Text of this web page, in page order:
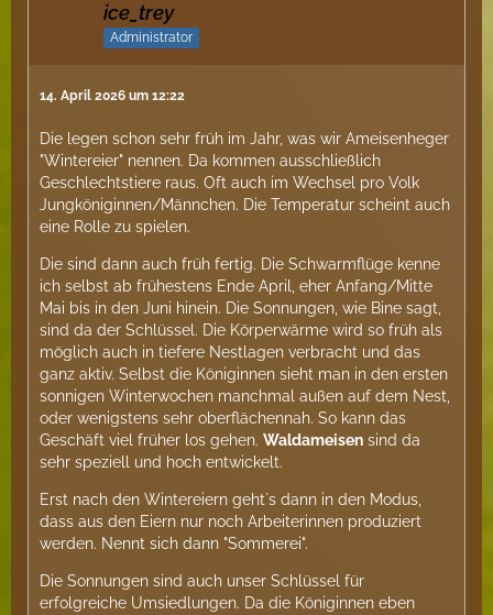
ice_trey
Administrator
14. April 2026 um 12:22
Die legen schon sehr früh im Jahr, was wir Ameisenheger
"Wintereier" nennen. Da kommen ausschließlich
Geschlechtstiere raus. Oft auch im Wechsel pro Volk
Jungköniginnen/Männchen. Die Temperatur scheint auch
eine Rolle zu spielen.
Die sind dann auch früh fertig. Die Schwarmflüge kenne
ich selbst ab frühestens Ende April, eher Anfang/Mitte
Mai bis in den Juni hinein. Die Sonnungen, wie Bine sagt,
sind da der Schlüssel. Die Körperwärme wird so früh als
möglich auch in tiefere Nestlagen verbracht und das
ganz aktiv. Selbst die Königinnen sieht man in den ersten
sonnigen Winterwochen manchmal außen auf dem Nest,
oder wenigstens sehr oberflächennah. So kann das
Geschäft viel früher los gehen. Waldameisen sind da
sehr speziell und hoch entwickelt.
Erst nach den Wintereiern geht´s dann in den Modus,
dass aus den Eiern nur noch Arbeiterinnen produziert
werden. Nennt sich dann "Sommerei".
Die Sonnungen sind auch unser Schlüssel für
erfolgreiche Umsiedlungen. Da die Königinnen eben